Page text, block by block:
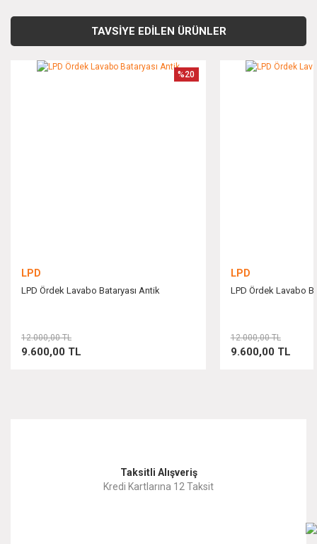
kullanarak tarafımıza iletebilirsiniz.
TAVSİYE EDİLEN ÜRÜNLER
LPD
LPD Ördek Lavabo Bataryası Antik
%20
9.600,00 TL
12.000,00 TL
LPD
LPD Ördek Lavabo
9.600,00 TL
12.000,00 TL
Taksitli Alışveriş
Kredi Kartlarına 12 Taksit